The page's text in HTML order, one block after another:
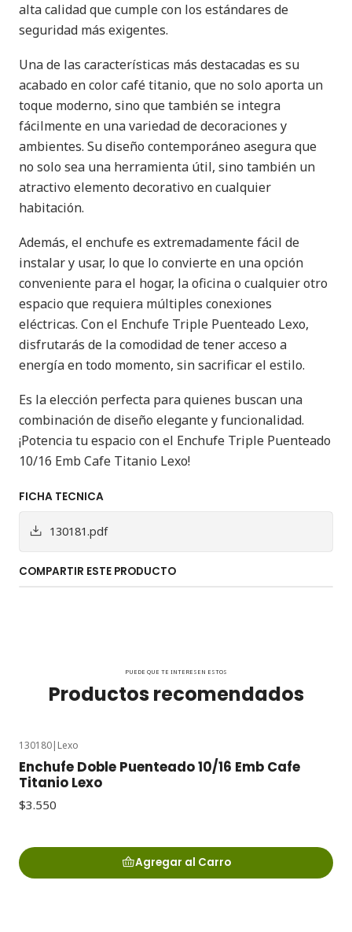
alta calidad que cumple con los estándares de
seguridad más exigentes.
Una de las características más destacadas es su
acabado en color café titanio, que no solo aporta un
toque moderno, sino que también se integra
fácilmente en una variedad de decoraciones y
ambientes. Su diseño contemporáneo asegura que
no solo sea una herramienta útil, sino también un
atractivo elemento decorativo en cualquier
habitación.
Además, el enchufe es extremadamente fácil de
instalar y usar, lo que lo convierte en una opción
conveniente para el hogar, la oficina o cualquier otro
espacio que requiera múltiples conexiones
eléctricas. Con el Enchufe Triple Puenteado Lexo,
disfrutarás de la comodidad de tener acceso a
energía en todo momento, sin sacrificar el estilo.
Es la elección perfecta para quienes buscan una
combinación de diseño elegante y funcionalidad.
¡Potencia tu espacio con el Enchufe Triple Puenteado
10/16 Emb Cafe Titanio Lexo!
FICHA TECNICA
130181.pdf
COMPARTIR ESTE PRODUCTO
PUEDE QUE TE INTERESEN ESTOS
Productos recomendados
130180| Lexo
Enchufe Doble Puenteado 10/16 Emb Cafe
Titanio Lexo
$3.550
Agregar al Carro